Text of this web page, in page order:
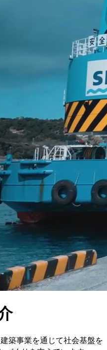
築事業を通じて社会基盤を